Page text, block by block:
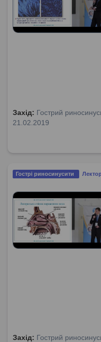
Захід: Гострий
21.02.2019
Гострі риносинусити
Захід: Гострий